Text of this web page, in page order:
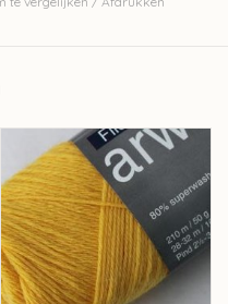
voor 10cm
van de werkelijke kleur.